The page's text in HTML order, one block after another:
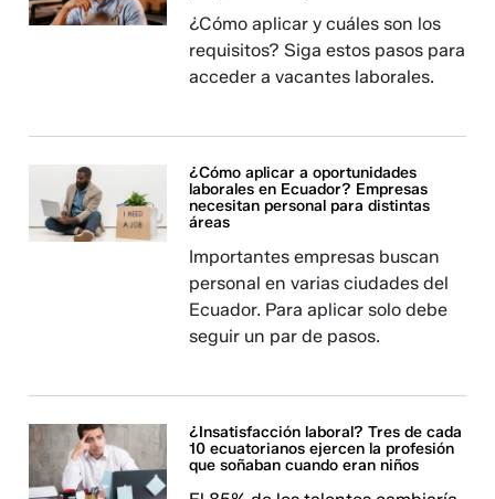
¿Cómo aplicar y cuáles son los
requisitos? Siga estos pasos para
acceder a vacantes laborales.
¿Cómo aplicar a oportunidades
laborales en Ecuador? Empresas
necesitan personal para distintas
áreas
Importantes empresas buscan
personal en varias ciudades del
Ecuador. Para aplicar solo debe
seguir un par de pasos.
¿Insatisfacción laboral? Tres de cada
10 ecuatorianos ejercen la profesión
que soñaban cuando eran niños